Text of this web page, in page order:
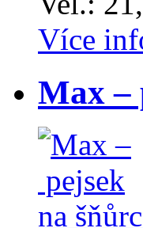
Více
Max –